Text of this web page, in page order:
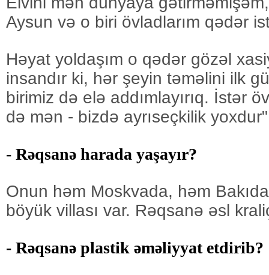
Aysun və o biri övladlarım qədər
Həyat yoldaşım o qədər gözəl
insandır ki, hər şeyin təməlini ilk
birimiz də elə addımlayırıq. İstər
də mən - bizdə ayrıseçkilik
- Rəqsanə harada yaşayır?
Onun həm Moskvada, həm
böyük villası var. Rəqsanə əsl
- Rəqsanə plastik əməliyyat etdirib?